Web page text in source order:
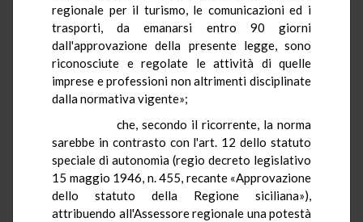
regionale per il turismo, le comunicazioni ed i
trasporti, da emanarsi entro 90 giorni
dall'approvazione della presente legge, sono
riconosciute e regolate le attività di quelle
imprese e professioni non altrimenti disciplinate
dalla normativa vigente»;
che, secondo il ricorrente, la norma
sarebbe in contrasto con l'art. 12 dello statuto
speciale di autonomia (regio decreto legislativo
15 maggio 1946, n. 455, recante «Approvazione
dello statuto della Regione siciliana»),
attribuendo all'Assessore regionale una potestà